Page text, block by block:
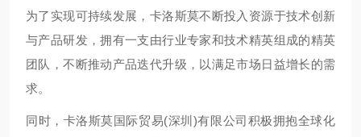
为了实现可持续发展，卡洛斯莫不断投入资源于技术创新
与产品研发，拥有一支由行业专家和技术精英组成的精英
团队，不断推动产品迭代升级，以满足市场日益增长的需
求。
同时，卡洛斯莫国际贸易(深圳)有限公司积极拥抱全球化